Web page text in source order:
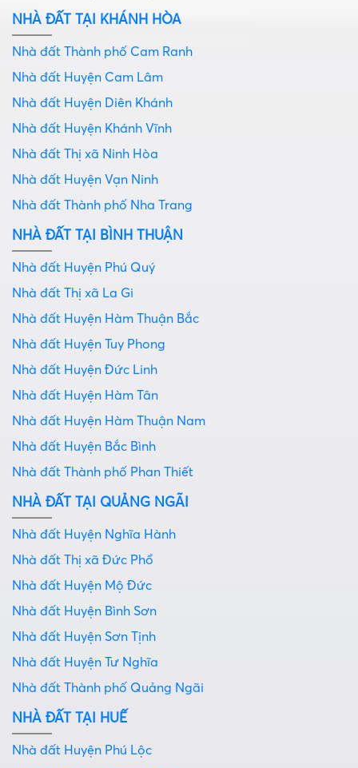
NHÀ ĐẤT TẠI KHÁNH HÒA
Nhà đất Thành phố Cam Ranh
Nhà đất Huyện Cam Lâm
Nhà đất Huyện Diên Khánh
Nhà đất Huyện Khánh Vĩnh
Nhà đất Thị xã Ninh Hòa
Nhà đất Huyện Vạn Ninh
Nhà đất Thành phố Nha Trang
NHÀ ĐẤT TẠI BÌNH THUẬN
Nhà đất Huyện Phú Quý
Nhà đất Thị xã La Gi
Nhà đất Huyện Hàm Thuận Bắc
Nhà đất Huyện Tuy Phong
Nhà đất Huyện Đức Linh
Nhà đất Huyện Hàm Tân
Nhà đất Huyện Hàm Thuận Nam
Nhà đất Huyện Bắc Bình
Nhà đất Thành phố Phan Thiết
NHÀ ĐẤT TẠI QUẢNG NGÃI
Nhà đất Huyện Nghĩa Hành
Nhà đất Thị xã Đức Phổ
Nhà đất Huyện Mộ Đức
Nhà đất Huyện Bình Sơn
Nhà đất Huyện Sơn Tịnh
Nhà đất Huyện Tư Nghĩa
Nhà đất Thành phố Quảng Ngãi
NHÀ ĐẤT TẠI HUẾ
Nhà đất Huyện Phú Lộc